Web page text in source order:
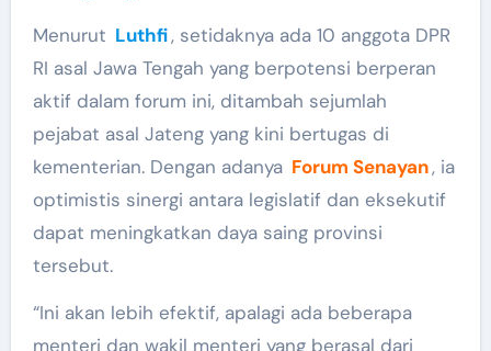
Menurut Luthfi, setidaknya ada 10 anggota DPR
RI asal Jawa Tengah yang berpotensi berperan
aktif dalam forum ini, ditambah sejumlah
pejabat asal Jateng yang kini bertugas di
kementerian. Dengan adanya Forum Senayan, ia
optimistis sinergi antara legislatif dan eksekutif
dapat meningkatkan daya saing provinsi
tersebut.
“Ini akan lebih efektif, apalagi ada beberapa
menteri dan wakil menteri yang berasal dari